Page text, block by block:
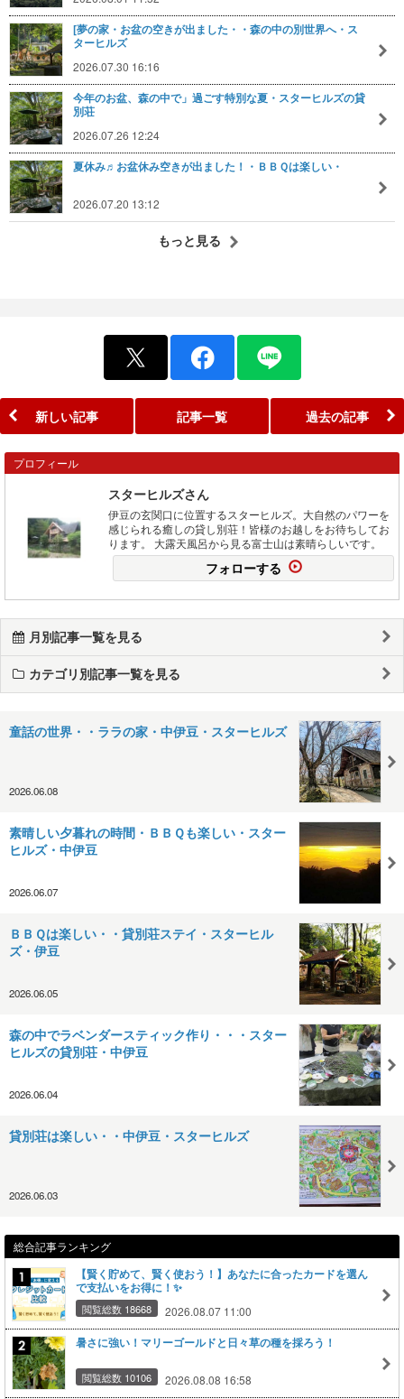
[夢の家・お盆の空きが出ました・・森の中の別世界へ・ス
ターヒルズ
2026.07.30 16:16
今年のお盆、森の中で」過ごす特別な夏・スターヒルズの貸
別荘
2026.07.26 12:24
夏休み♬お盆休み空きが出ました！・ＢＢＱは楽しい・
2026.07.20 13:12
もっと見る
新しい記事 記事一覧 過去の記事
プロフィール
スターヒルズさん
伊豆の玄関口に位置するスターヒルズ。大自然のパワーを
感じられる癒しの貸し別荘！皆様のお越しをお待ちしてお
ります。 大露天風呂から見る富士山は素晴らしいです。
フォローする
月別記事一覧を見る
カテゴリ別記事一覧を見る
童話の世界・・ララの家・中伊豆・スターヒルズ
2026.06.08
素晴しい夕暮れの時間・ＢＢＱも楽しい・スター
ヒルズ・中伊豆
2026.06.07
ＢＢＱは楽しい・・貸別荘ステイ・スターヒル
ズ・伊豆
2026.06.05
森の中でラベンダースティック作り・・・スター
ヒルズの貸別荘・中伊豆
2026.06.04
貸別荘は楽しい・・中伊豆・スターヒルズ
2026.06.03
総合記事ランキング
【賢く貯めて、賢く使おう！】あなたに合ったカードを選ん
で支払いをお得に！✨
閲覧総数 18668 2026.08.07 11:00
暑さに強い！マリーゴールドと日々草の種を採ろう！
閲覧総数 10106 2026.08.08 16:58